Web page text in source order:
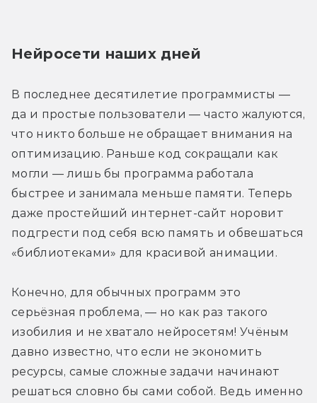
Нейросети наших дней
В последнее десятилетие программисты —
да и простые пользователи — часто жалуются,
что никто больше не обращает внимания на
оптимизацию. Раньше код сокращали как
могли — лишь бы программа работала
быстрее и занимала меньше памяти. Теперь
даже простейший интернет-сайт норовит
подгрести под себя всю память и обвешаться
«библиотеками» для красивой анимации.
Конечно, для обычных программ это
серьёзная проблема, — но как раз такого
изобилия и не хватало нейросетям! Учёным
давно известно, что если не экономить
ресурсы, самые сложные задачи начинают
решаться словно бы сами собой. Ведь именно